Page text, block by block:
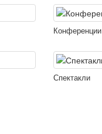
Конференции
Спектакли